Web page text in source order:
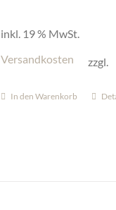
inkl. 19 % MwSt.
zzgl.
Versandkosten
In den Warenkorb